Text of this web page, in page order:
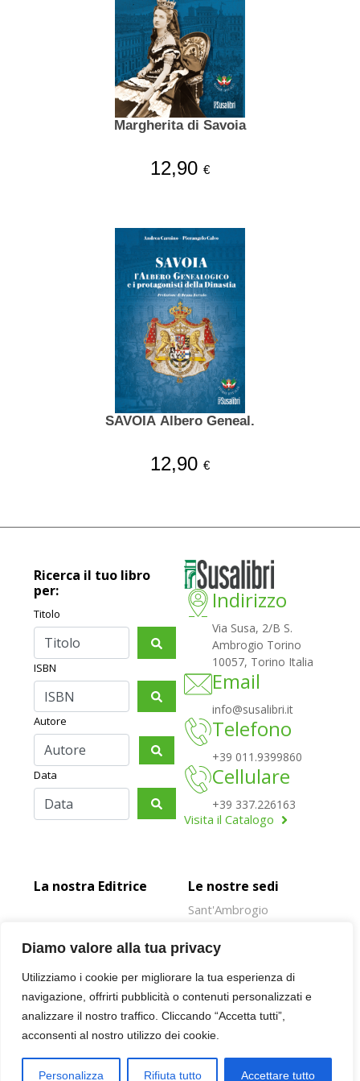
Diamo valore alla tua privacy
Utilizziamo i cookie per migliorare la tua esperienza di
navigazione, offrirti pubblicità o contenuti personalizzati e
analizzare il nostro traffico. Cliccando “Accetta tutti”,
acconsenti al nostro utilizzo dei cookie.
Personalizza Rifiuta tutto Accettare tutto
Margherita di Savoia
12,90 €
SAVOIA Albero Geneal.
12,90 €
Ricerca il tuo libro
per:
Titolo
ISBN
Autore
Data
Indirizzo
Via Susa, 2/B S.
Ambrogio Torino
10057, Torino Italia
Email
info@susalibri.it
Telefono
+39 011.9399860
Cellulare
+39 337.226163
Visita il Catalogo
La nostra Editrice Le nostre sedi
Sant'Ambrogio
Giaveno
© 2026 SUSALIBRI.IT | P.IVA 00943930016 | PRIVACY POLICY | NOTE